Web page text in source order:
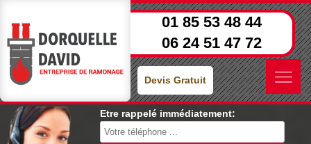
01 85 53 48 44
06 24 51 47 72
Devis Gratuit
Etre rappelé immédiatement: